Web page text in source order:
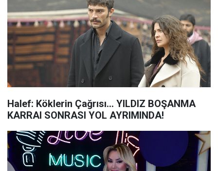
Halef: Köklerin Çağrısı... YILDIZ BOŞANMA
KARRAI SONRASI YOL AYRIMINDA!